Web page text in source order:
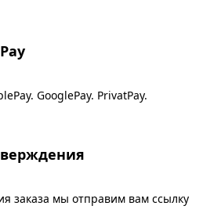
GooglePay. PrivatPay.
заказа мы отправим вам ссылку